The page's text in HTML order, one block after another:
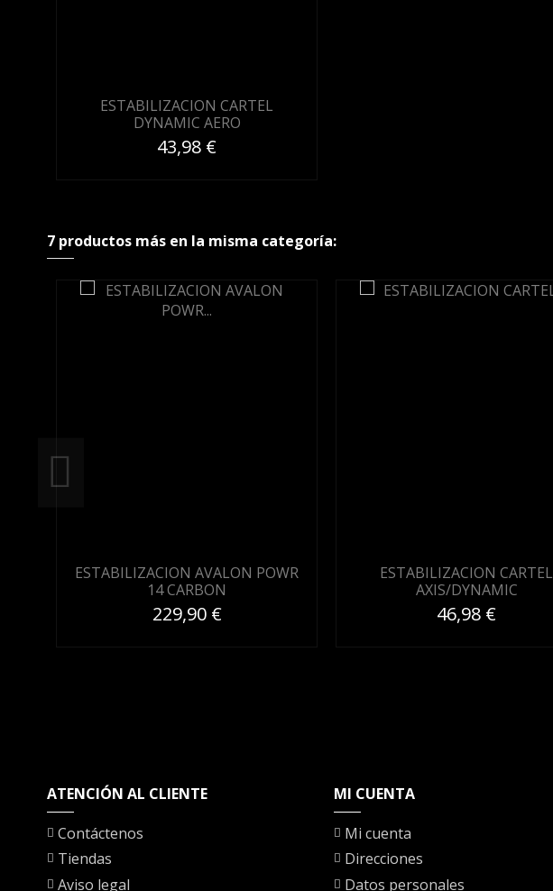
ESTABILIZACION CARTEL
DYNAMIC AERO
43,98 €
7 productos más en la misma categoría:
ESTABILIZACION AVALON POWR
14 CARBON
229,90 €
ESTABILIZACION CARTEL
AXIS/DYNAMIC
46,98 €
ATENCIÓN AL CLIENTE
Contáctenos
Tiendas
Aviso legal
MI CUENTA
Mi cuenta
Direcciones
Datos personales